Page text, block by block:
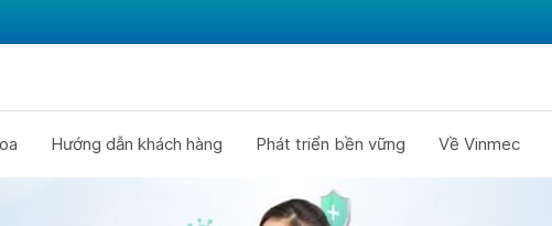
Hướng dẫn khách hàng Phát triển bền vững Về Vinmec